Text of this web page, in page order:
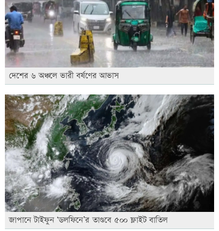
দেশের ৬ অঞ্চলে ভারী বর্ষণের আভাস
জাপানে টাইফুন ‘ডলফিনে’র তাণ্ডবে ৫০০ ফ্লাইট বাতিল